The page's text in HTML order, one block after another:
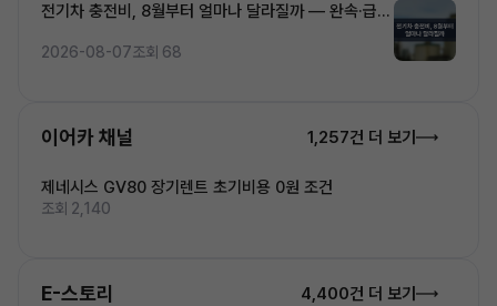
전기차 충전비, 8월부터 얼마나 달라질까 — 완속·급속
2026-08-07조회 68
이어카 채널 1,257건 더 보기
제네시스 GV80 장기렌트 초기비용 0원 조건
조회 2,140
E-스토리 4,400건 더 보기